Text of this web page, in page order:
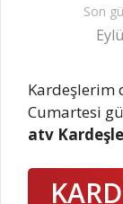
Son
Kardeşlerim
Cumartesi
atv